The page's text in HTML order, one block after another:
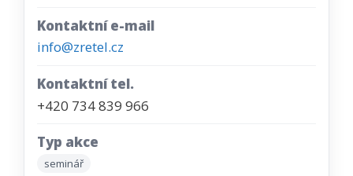
Kontaktní e-mail
info@zretel.cz
Kontaktní tel.
+420 734 839 966
Typ akce
seminář